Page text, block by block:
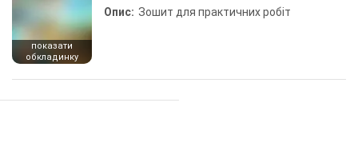
показати
обкладинку
Опис: Зошит для практичних робіт